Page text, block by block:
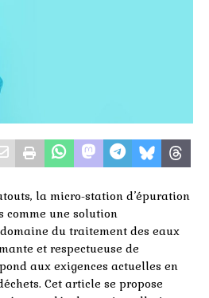
la micro-station d’épuration
comme une solution
du traitement des eaux
et respectueuse de
aux exigences actuelles en
Cet article se propose